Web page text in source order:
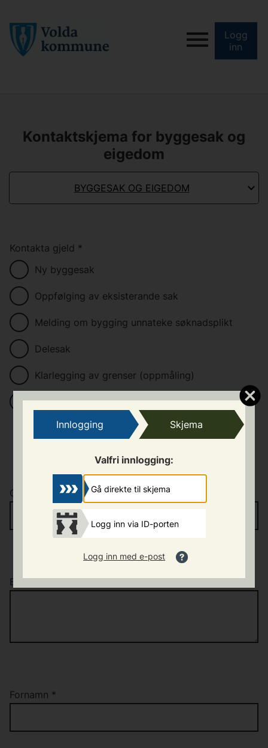
Innlogging Skjema
Valfri innlogging:
Gå direkte til skjema
Logg inn via ID-porten
Logg inn med e-post
Logg
inn
Kontaktskjema for byggesak og
eigedom
BYGGESAK OG EIGEDOM
Kontakta gjeld *
Ny byggesak
Oppfølging av eksisterande sak
Melding om bygging unnateke søknadsplikt
Delesak
Klarlegging av grenser (oppmåling)
Spørsmål
Gnr
Beskriv kort kva saka gjeld *
Fornamn *